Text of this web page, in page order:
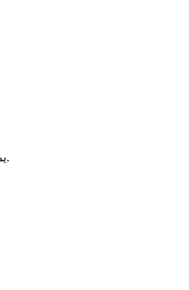
Journey هو بديل مثالي لـ Jour يمكن أن يرشدك نحو الشعور بالهدوء، والسعادة، والحاضر أكثر من خلال الرحلات الموجهة من مدربي المذكرات حول العالم.